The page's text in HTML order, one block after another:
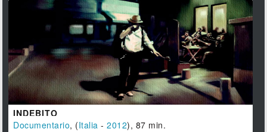
INDEBITO
Documentario, (Italia -2012), 87 min.